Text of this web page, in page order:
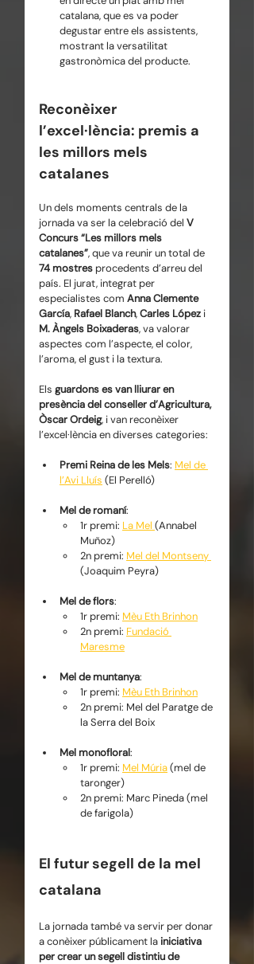
catalana, que es va poder
degustar entre els assistents,
mostrant la versatilitat
gastronòmica del producte.
Reconèixer
l’excel·lència: premis a
les millors mels
catalanes
Un dels moments centrals de la
jornada va ser la celebració del V
Concurs “Les millors mels
catalanes”, que va reunir un total de
74 mostres procedents d’arreu del
país. El jurat, integrat per
especialistes com Anna Clemente
García, Rafael Blanch, Carles López i
M. Àngels Boixaderas, va valorar
aspectes com l’aspecte, el color,
l’aroma, el gust i la textura.
Els guardons es van lliurar en
presència del conseller d’Agricultura,
Òscar Ordeig, i van reconèixer
l’excel·lència en diverses categories:
Premi Reina de les Mels: Mel de
l’Avi Lluís (El Perelló)
Mel de romaní:
1r premi: La Mel (Annabel
Muñoz)
2n premi: Mel del Montseny
(Joaquim Peyra)
Mel de flors:
1r premi: Mèu Eth Brinhon
2n premi: Fundació
Maresme
Mel de muntanya:
1r premi: Mèu Eth Brinhon
2n premi: Mel del Paratge de
la Serra del Boix
Mel monofloral:
1r premi: Mel Múria (mel de
taronger)
2n premi: Marc Pineda (mel
de farigola)
El futur segell de la mel
catalana
La jornada també va servir per donar
a conèixer públicament la iniciativa
per crear un segell distintiu de